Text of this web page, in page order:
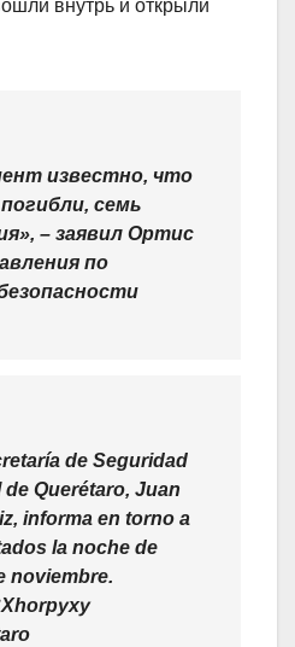
внутрь и открыли
известно, что
семь
– заявил Ортис
по
de Seguridad
Querétaro, Juan
informa en torno a
la noche de
noviembre.